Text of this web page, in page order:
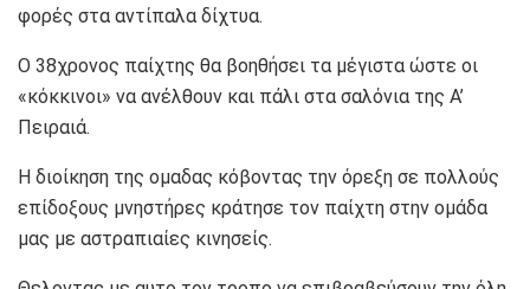
φορές στα αντίπαλα δίχτυα.
Ο 38χρονος παίχτης θα βοηθήσει τα μέγιστα ώστε οι
«κόκκινοι» να ανέλθουν και πάλι στα σαλόνια της Α’
Πειραιά.
Η διοίκηση της ομαδας κόβοντας την όρεξη σε πολλούς
επίδοξους μνηστήρες κράτησε τον παίχτη στην ομάδα
μας με αστραπιαίες κινησείς.